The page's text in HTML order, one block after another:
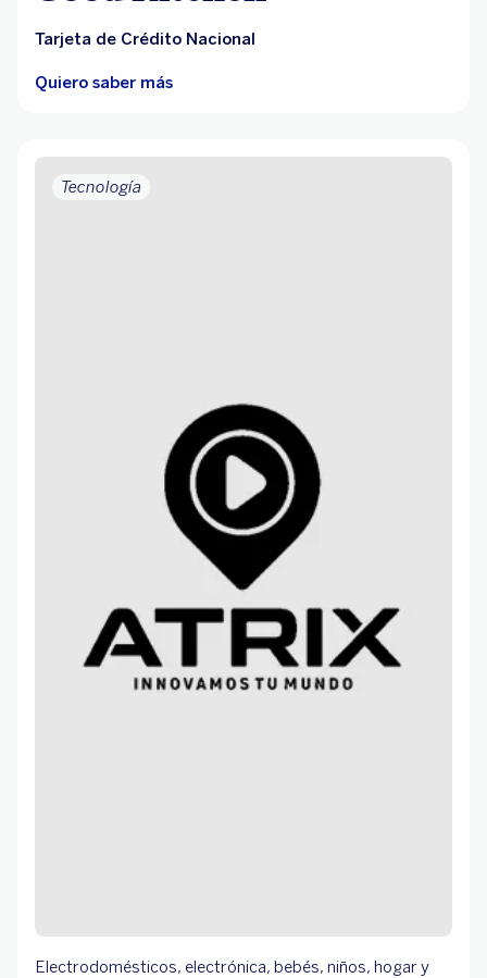
Tarjeta de Crédito Nacional
Quiero saber más
Tecnología
Electrodomésticos, electrónica, bebés, niños, hogar y